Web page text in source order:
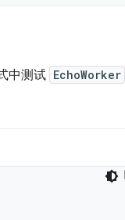
中测试 EchoWorker